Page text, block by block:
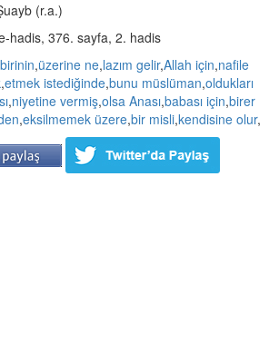
(r.a.)
hadis, 376. sayfa, 2. hadis
,üzerine ne,lazım gelir,Allah için,nafile
,etmek istediğinde,bunu müslüman,oldukları
,niyetine vermiş,olsa Anası,babası için,birer
,eksilmemek üzere,bir misli,kendisine olur,